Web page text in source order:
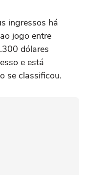
ingressos há
jogo entre
dólares
e está
se classificou.